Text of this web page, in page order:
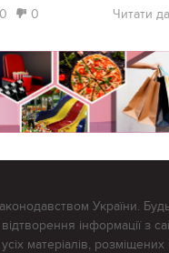
0 0 Читати
України.
інформації з
матеріалів, розміщених